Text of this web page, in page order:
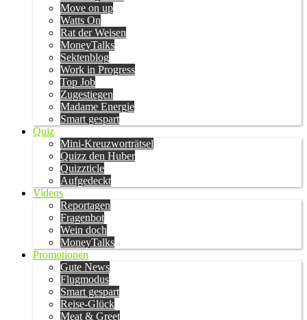
Move on up
Watts On
Rat der Weisen
MoneyTalks
Sektenblog
Work in Progress
Top Job
Zugestiegen
Madame Energie
Smart gespart
Quiz
Mini-Kreuzworträtsel
Quizz den Huber
Quizzticle
Aufgedeckt
Videos
Reportagen
Fragenbot
Wein doch
MoneyTalks
Promotionen
Gute News
Flugmodus
Smart gespart
Reise-Glück
Meat & Greet